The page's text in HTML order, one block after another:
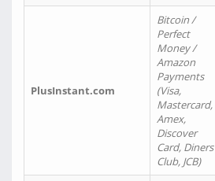
PlusInstant.com
Bitcoin /
Perfect
Money /
Amazon
Payments
(Visa,
Mastercard,
Amex,
Discover
Card, Diners
Club, JCB)